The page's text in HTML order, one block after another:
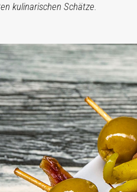
kulinarischen Schätze.